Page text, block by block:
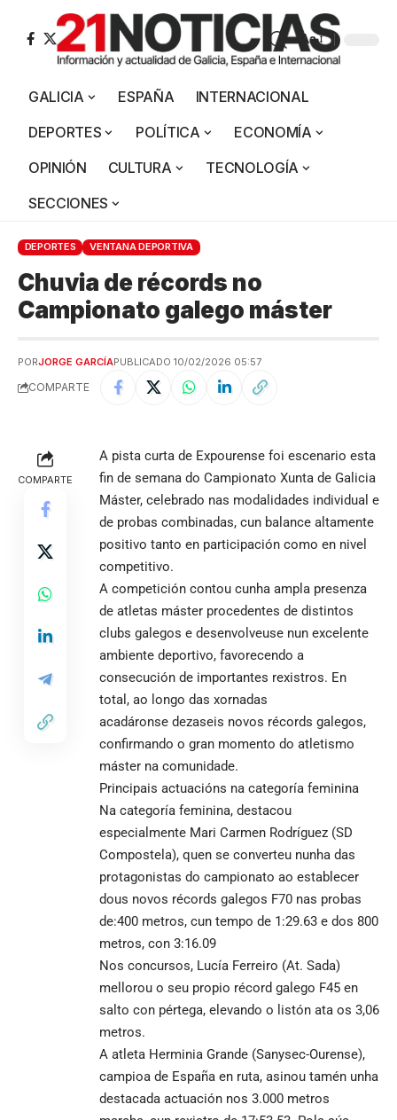
Aa
GALICIA ESPAÑA
INTERNACIONAL
DEPORTES
POLÍTICA
ECONOMÍA
OPINIÓN
CULTURA
TECNOLOGÍA
SECCIONES
DEPORTES VENTANA DEPORTIVA
Chuvia de récords no
Campionato galego máster
PORJORGE GARCÍAPUBLICADO 10/02/2026 05:57
COMPARTE
COMPARTE
A pista curta de Expourense foi escenario esta
fin de semana do Campionato Xunta de Galicia
Máster, celebrado nas modalidades individual e
de probas combinadas, cun balance altamente
positivo tanto en participación como en nivel
competitivo.
A competición contou cunha ampla presenza
de atletas máster procedentes de distintos
clubs galegos e desenvolveuse nun excelente
ambiente deportivo, favorecendo a
consecución de importantes rexistros. En
total, ao longo das xornadas
acadáronse dezaseis novos récords galegos,
confirmando o gran momento do atletismo
máster na comunidade.
Principais actuacións na categoría feminina
Na categoría feminina, destacou
especialmente Mari Carmen Rodríguez (SD
Compostela), quen se converteu nunha das
protagonistas do campionato ao establecer
dous novos récords galegos F70 nas probas
de:400 metros, cun tempo de 1:29.63 e dos 800
metros, con 3:16.09
Nos concursos, Lucía Ferreiro (At. Sada)
mellorou o seu propio récord galego F45 en
salto con pértega, elevando o listón ata os 3,06
metros.
A atleta Herminia Grande (Sanysec-Ourense),
campioa de España en ruta, asinou tamén unha
destacada actuación nos 3.000 metros